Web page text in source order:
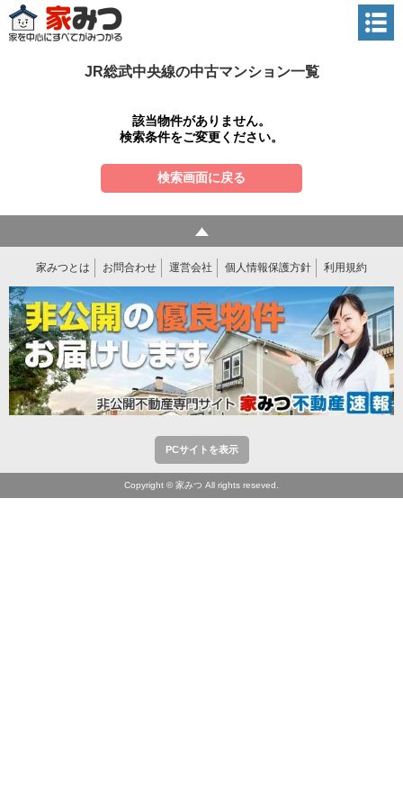
JR総武中央線の中古マンション一覧
該当物件がありません。
検索条件をご変更ください。
検索画面に戻る
家みつとは お問合わせ 運営会社 個人情報保護方針 利用規約
PCサイトを表示
Copyright © 家みつ All rights reseved.